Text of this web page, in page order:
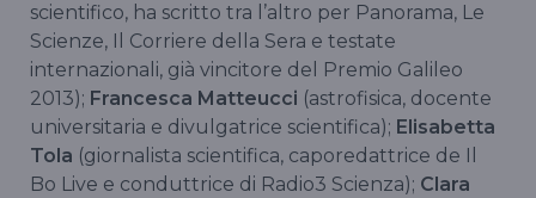
scientifico, ha scritto tra l’altro per Panorama, Le
Scienze, Il Corriere della Sera e testate
internazionali, già vincitore del Premio Galileo
2013); Francesca Matteucci (astrofisica, docente
universitaria e divulgatrice scientifica); Elisabetta
Tola (giornalista scientifica, caporedattrice de Il
Bo Live e conduttrice di Radio3 Scienza); Clara